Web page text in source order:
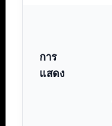
การ
แสดง